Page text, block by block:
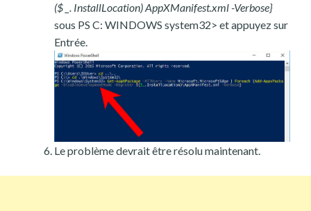
($ _. InstallLocation) AppXManifest.xml -Verbose}
sous PS C: WINDOWS system32> et appuyez sur
Entrée.
Le problème devrait être résolu maintenant.